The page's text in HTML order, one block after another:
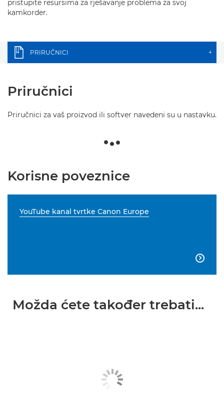
pristupite resursima za rješavanje problema za svoj
kamkorder.
PRIRUČNICI +
Priručnici
Priručnici za vaš proizvod ili softver navedeni su u nastavku.
Korisne poveznice
YouTube kanal tvrtke Canon Europe

Možda ćete također trebati...